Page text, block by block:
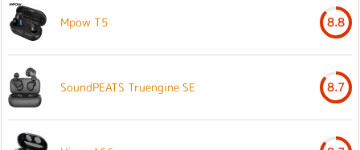
Mpow T5 8.8
SoundPEATS Truengine SE 8.7